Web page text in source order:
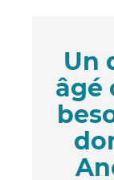
Un
âgé